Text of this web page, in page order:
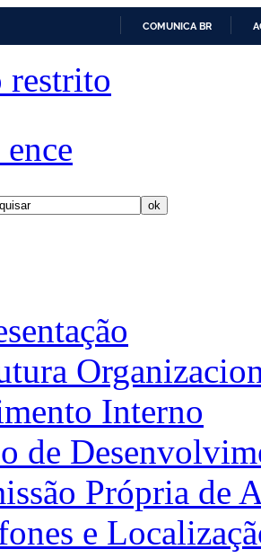
COMUNICA BR
restrito
Interno
de
Própria de
e